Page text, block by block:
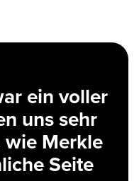
ein voller
uns sehr
Merkle
Seite